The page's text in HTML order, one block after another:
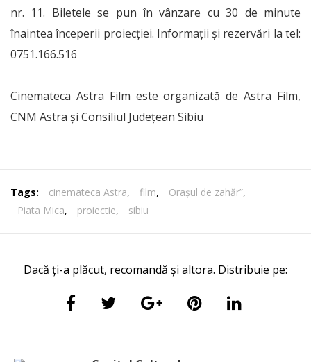
nr. 11. Biletele se pun în vânzare cu 30 de minute
înaintea începerii proiecției. Informații și rezervări la tel:
0751.166.516
Cinemateca Astra Film este organizată de Astra Film,
CNM Astra și Consiliul Județean Sibiu
Tags: cinemateca Astra, film, Orașul de zahăr”,
Piata Mica, proiectie, sibiu
Dacă ți-a plăcut, recomandă și altora. Distribuie pe: